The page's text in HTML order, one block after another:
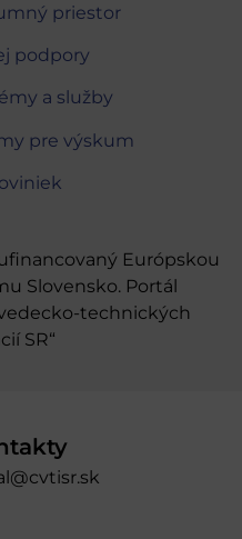
priestor
podpory
a služby
pre výskum
Európskou
Slovensko. Portál
technických
SR“